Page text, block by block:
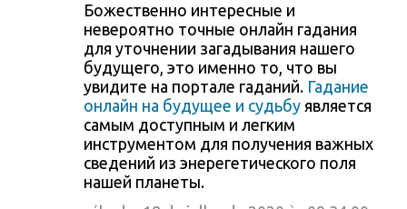
Божественно интересные и
невероятно точные онлайн гадания
для уточнении загадывания нашего
будущего, это именно то, что вы
увидите на портале гаданий. Гадание
онлайн на будущее и судьбу является
самым доступным и легким
инструментом для получения важных
сведений из энерегетического поля
нашей планеты.